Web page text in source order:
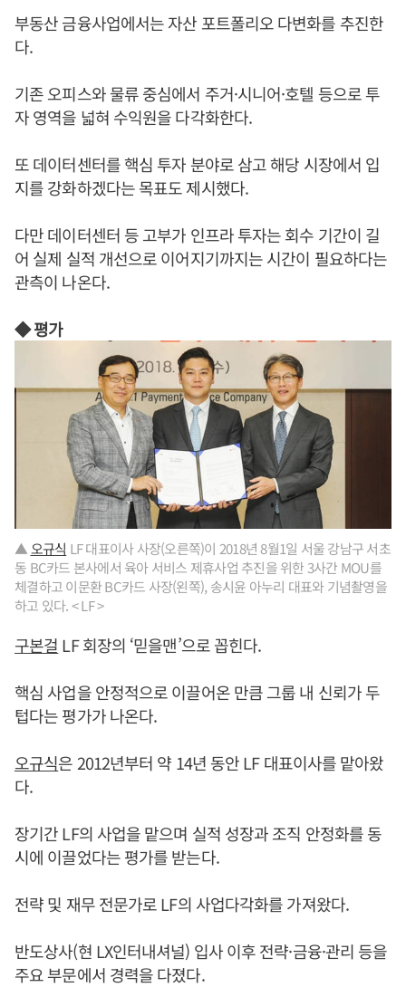
부동산 금융사업에서는 자산 포트폴리오 다변화를 추진한
다.
기존 오피스와 물류 중심에서 주거·시니어·호텔 등으로 투
자 영역을 넓혀 수익원을 다각화한다.
또 데이터센터를 핵심 투자 분야로 삼고 해당 시장에서 입
지를 강화하겠다는 목표도 제시했다.
다만 데이터센터 등 고부가 인프라 투자는 회수 기간이 길
어 실제 실적 개선으로 이어지기까지는 시간이 필요하다는
관측이 나온다.
◆ 평가
▲오규식 LF 대표이사 사장(오른쪽)이 2018년 8월1일 서울 강남구 서초
동 BC카드 본사에서 육아 서비스 제휴사업 추진을 위한 3사간 MOU를
체결하고 이문환 BC카드 사장(왼쪽), 송시윤 아누리 대표와 기념촬영을
하고 있다. < LF >
구본걸 LF 회장의 ‘믿을맨’으로 꼽힌다.
핵심 사업을 안정적으로 이끌어온 만큼 그룹 내 신뢰가 두
텁다는 평가가 나온다.
오규식은 2012년부터 약 14년 동안 LF 대표이사를 맡아왔
다.
장기간 LF의 사업을 맡으며 실적 성장과 조직 안정화를 동
시에 이끌었다는 평가를 받는다.
전략 및 재무 전문가로 LF의 사업다각화를 가져왔다.
반도상사(현 LX인터내셔널) 입사 이후 전략·금융·관리 등을
주요 부문에서 경력을 다졌다.